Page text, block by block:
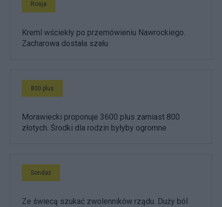
Rosja
Kreml wściekły po przemówieniu Nawrockiego.
Zacharowa dostała szału
800 plus
Morawiecki proponuje 3600 plus zamiast 800
złotych. Środki dla rodzin byłyby ogromne
Sondaż
Ze świecą szukać zwolenników rządu. Duży ból